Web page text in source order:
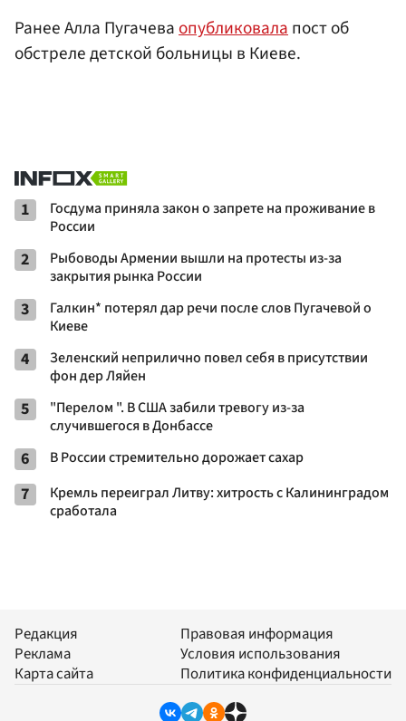
Ранее Алла Пугачеваопубликовалапост об
обстреле детской больницы в Киеве.
1
Госдума приняла закон о запрете на проживание в
России
2
Рыбоводы Армении вышли на протесты из-за
закрытия рынка России
3
Галкин* потерял дар речи после слов Пугачевой о
Киеве
4
Зеленский неприлично повел cебя в присутствии
фон дер Ляйен
5
"Перелом ". В США забили тревогу из-за
случившегося в Донбассе
6 В России стремительно дорожает сахар
7
Кремль переиграл Литву: хитрость с Калининградом
сработала
Редакция
Реклама
Карта сайта
Правовая информация
Условия использования
Политика конфиденциальности